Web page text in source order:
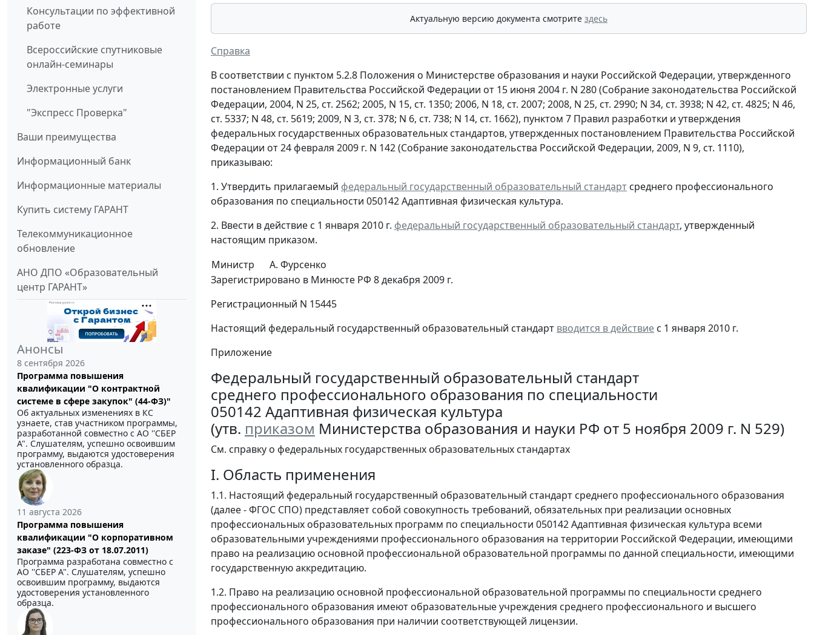
Консультации по эффективной
работе
Всероссийские спутниковые
онлайн-семинары
Электронные услуги
"Экспресс Проверка"
Ваши преимущества
Информационный банк
Информационные материалы
Купить систему ГАРАНТ
Телекоммуникационное
обновление
АНО ДПО «Образовательный
центр ГАРАНТ»
Анонсы
8 сентября 2026
Программа повышения
квалификации "О контрактной
системе в сфере закупок" (44-ФЗ)"
Об актуальных изменениях в КС
узнаете, став участником программы,
разработанной совместно с АО ''СБЕР
А". Слушателям, успешно освоившим
программу, выдаются удостоверения
установленного образца.
11 августа 2026
Программа повышения
квалификации "О корпоративном
заказе" (223-ФЗ от 18.07.2011)
Программа разработана совместно с
АО ''СБЕР А". Слушателям, успешно
освоившим программу, выдаются
удостоверения установленного
образца.
Актуальную версию документа смотрите здесь
Справка
В соответствии с пунктом 5.2.8 Положения о Министерстве образования и науки Российской Федерации, утвержденного
постановлением Правительства Российской Федерации от 15 июня 2004 г. N 280 (Собрание законодательства Российской
Федерации, 2004, N 25, ст. 2562; 2005, N 15, ст. 1350; 2006, N 18, ст. 2007; 2008, N 25, ст. 2990; N 34, ст. 3938; N 42, ст. 4825; N 46,
ст. 5337; N 48, ст. 5619; 2009, N 3, ст. 378; N 6, ст. 738; N 14, ст. 1662), пунктом 7 Правил разработки и утверждения
федеральных государственных образовательных стандартов, утвержденных постановлением Правительства Российской
Федерации от 24 февраля 2009 г. N 142 (Собрание законодательства Российской Федерации, 2009, N 9, ст. 1110),
приказываю:
1. Утвердить прилагаемый федеральный государственный образовательный стандарт среднего профессионального
образования по специальности 050142 Адаптивная физическая культура.
2. Ввести в действие с 1 января 2010 г. федеральный государственный образовательный стандарт, утвержденный
настоящим приказом.
Министр
А. Фурсенко
Зарегистрировано в Минюсте РФ 8 декабря 2009 г.
Регистрационный N 15445
Настоящий федеральный государственный образовательный стандарт вводится в действие с 1 января 2010 г.
Приложение
Федеральный государственный образовательный стандарт
среднего профессионального образования по специальности
050142 Адаптивная физическая культура
(утв. приказом Министерства образования и науки РФ от 5 ноября 2009 г. N 529)
См. справку о федеральных государственных образовательных стандартах
I. Область применения
1.1. Настоящий федеральный государственный образовательный стандарт среднего профессионального образования
(далее - ФГОС СПО) представляет собой совокупность требований, обязательных при реализации основных
профессиональных образовательных программ по специальности 050142 Адаптивная физическая культура всеми
образовательными учреждениями профессионального образования на территории Российской Федерации, имеющими
право на реализацию основной профессиональной образовательной программы по данной специальности, имеющими
государственную аккредитацию.
1.2. Право на реализацию основной профессиональной образовательной программы по специальности среднего
профессионального образования имеют образовательные учреждения среднего профессионального и высшего
профессионального образования при наличии соответствующей лицензии.